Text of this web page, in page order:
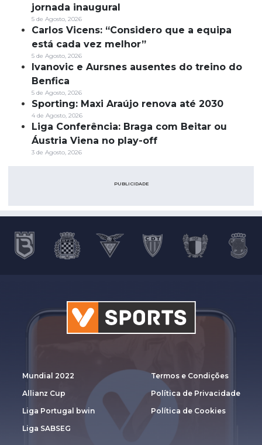
jornada inaugural
5 de Agosto, 2026
Carlos Vicens: “Considero que a equipa
está cada vez melhor”
5 de Agosto, 2026
Ivanovic e Aursnes ausentes do treino do
Benfica
5 de Agosto, 2026
Sporting: Maxi Araújo renova até 2030
4 de Agosto, 2026
Liga Conferência: Braga com Beitar ou
Áustria Viena no play-off
3 de Agosto, 2026
PUBLICIDADE
Mundial 2022
Allianz Cup
Liga Portugal bwin
Liga SABSEG
Termos e Condições
Política de Privacidade
Política de Cookies